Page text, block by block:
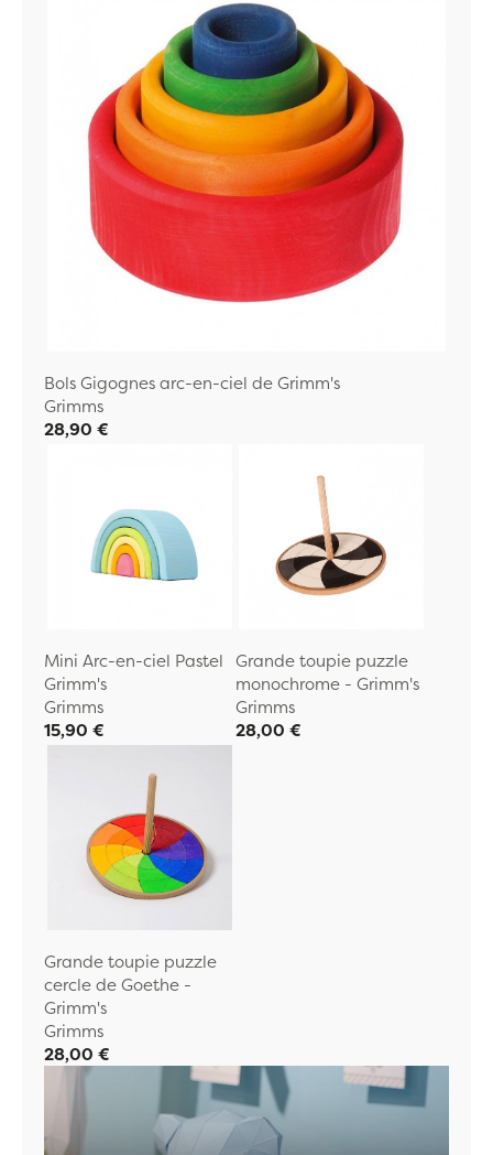
Bols Gigognes arc-en-ciel de Grimm's
Grimms
28,90 €
Mini Arc-en-ciel Pastel
Grimm's
Grimms
15,90 €
Grande toupie puzzle
monochrome - Grimm's
Grimms
28,00 €
Grande toupie puzzle
cercle de Goethe -
Grimm's
Grimms
28,00 €